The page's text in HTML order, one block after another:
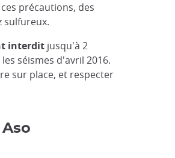
précautions, des
sulfureux.
interdit jusqu'à 2
séismes d'avril 2016.
sur place, et respecter